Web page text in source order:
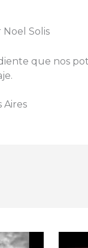
Solis
que nos
Aires